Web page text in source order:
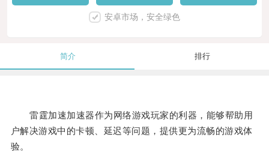
安卓市场，安全绿色
简介 排行
雷霆加速加速器作为网络游戏玩家的利器，能够帮助用
户解决游戏中的卡顿、延迟等问题，提供更为流畅的游戏体
验。